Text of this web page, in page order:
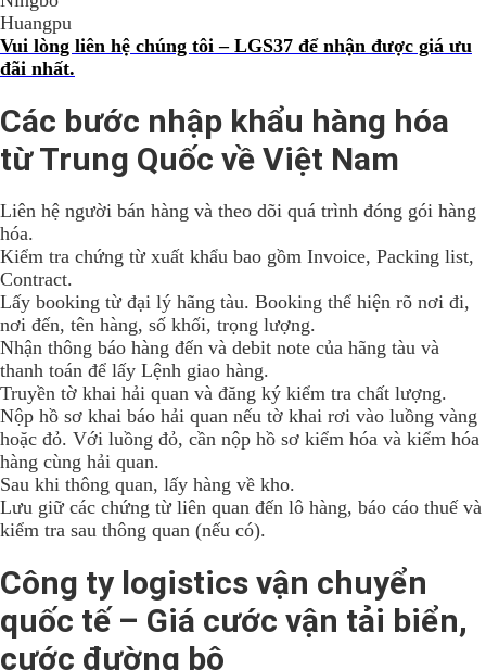
Huangpu
Vui lòng liên hệ chúng tôi – LGS37 để nhận được giá ưu
đãi nhất.
Các bước nhập khẩu hàng hóa
từ Trung Quốc về Việt Nam
Liên hệ người bán hàng và theo dõi quá trình đóng gói hàng
hóa.
Kiểm tra chứng từ xuất khẩu bao gồm Invoice, Packing list,
Contract.
Lấy booking từ đại lý hãng tàu. Booking thể hiện rõ nơi đi,
nơi đến, tên hàng, số khối, trọng lượng.
Nhận thông báo hàng đến và debit note của hãng tàu và
thanh toán để lấy Lệnh giao hàng.
Truyền tờ khai hải quan và đăng ký kiểm tra chất lượng.
Nộp hồ sơ khai báo hải quan nếu tờ khai rơi vào luồng vàng
hoặc đỏ. Với luồng đỏ, cần nộp hồ sơ kiểm hóa và kiểm hóa
hàng cùng hải quan.
Sau khi thông quan, lấy hàng về kho.
Lưu giữ các chứng từ liên quan đến lô hàng, báo cáo thuế và
kiểm tra sau thông quan (nếu có).
Công ty logistics vận chuyển
quốc tế – Giá cước vận tải biển,
cước đường bộ